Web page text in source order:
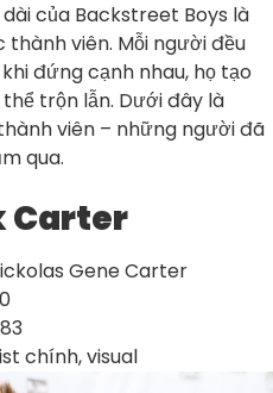
của Backstreet Boys là
viên. Mỗi người đều
đứng cạnh nhau, họ tạo
trộn lẫn. Dưới đây là
viên – những người đã
qua.
Carter
Gene Carter
chính, visual